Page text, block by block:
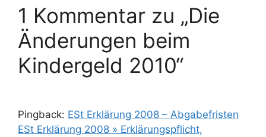
1 Kommentar zu „Die
Änderungen beim
Kindergeld 2010“
Pingback: ESt Erklärung 2008 – Abgabefristen
ESt Erklärung 2008 » Erklärungspflicht,